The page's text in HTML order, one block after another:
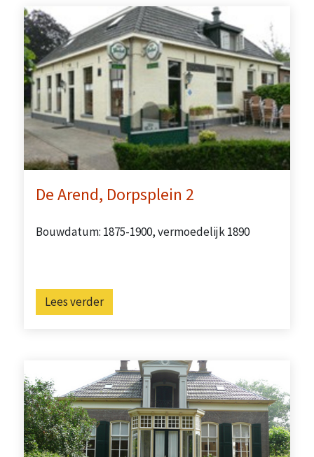
De Arend, Dorpsplein 2
Bouwdatum: 1875-1900, vermoedelijk 1890
Lees verder